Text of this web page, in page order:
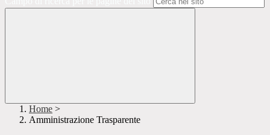
Home >
Amministrazione Trasparente